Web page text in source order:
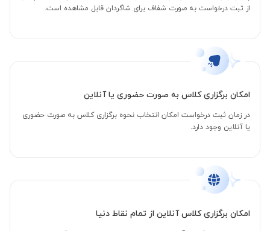
از ثبت درخواست به صورت شفاف برای شاگردان قابل مشاهده است.
امکان برگزاری کلاس به صورت حضوری یا آنلاین
در زمان ثبت درخواست امکان انتخاب نحوه برگزاری کلاس به صورت حضوری
یا آنلاین وجود دارد.
امکان برگزاری کلاس آنلاین از تمام نقاط دنیا